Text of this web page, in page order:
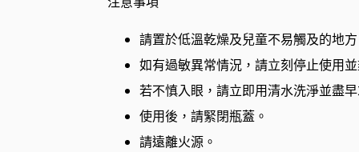
請置於低溫乾燥及兒童不易觸及的地方
如有過敏異常情況，請立刻停止使用並
若不慎入眼，請立即用清水洗淨並盡早
使用後，請緊閉瓶蓋。
請遠離火源。